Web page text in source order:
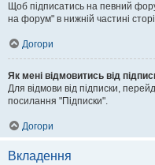
Щоб підписатись на певний
на форум" в нижній частині
Догори
Як мені відмовитись від
Для відмови від підписки,
посилання "Підписки".
Догори
Вкладення